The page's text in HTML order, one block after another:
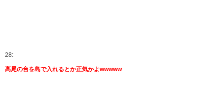
28:
高尾の台を島で入れるとか正気かよwwwww